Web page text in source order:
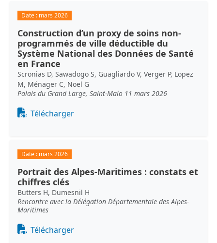
Date : mars 2026
Construction d’un proxy de soins non-
programmés de ville déductible du
Système National des Données de Santé
en France
Scronias D, Sawadogo S, Guagliardo V, Verger P, Lopez
M, Ménager C, Noel G
Palais du Grand Large, Saint-Malo 11 mars 2026
Document
Télécharger
Date : mars 2026
Portrait des Alpes-Maritimes : constats et
chiffres clés
Butters H, Dumesnil H
Rencontre avec la Délégation Départementale des Alpes-
Maritimes
Document
Télécharger